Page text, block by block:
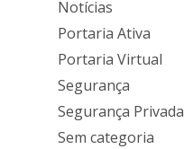
Notícias
Portaria Ativa
Portaria Virtual
Segurança
Segurança Privada
Sem categoria